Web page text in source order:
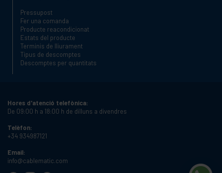
Pressupost
Fer una comanda
Producte reacondicionat
Estats del producte
Terminis de lliurament
Tipus de descomptes
Descomptes per quantitats
Hores d'atenció telefònica:
De 09:00 h a 18:00 h de dilluns a divendres
Telèfon:
+34 934987121
Email:
info@cablematic.com